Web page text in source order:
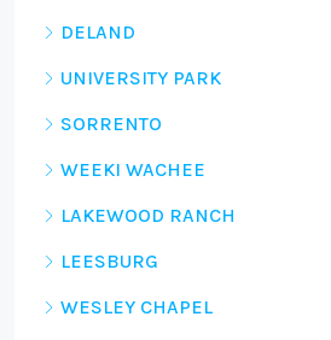
DELAND
UNIVERSITY PARK
SORRENTO
WEEKI WACHEE
LAKEWOOD RANCH
LEESBURG
WESLEY CHAPEL